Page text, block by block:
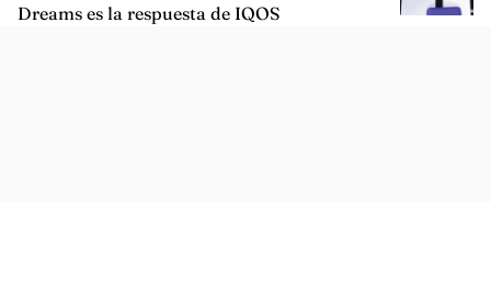
Dreams es la respuesta de IQOS